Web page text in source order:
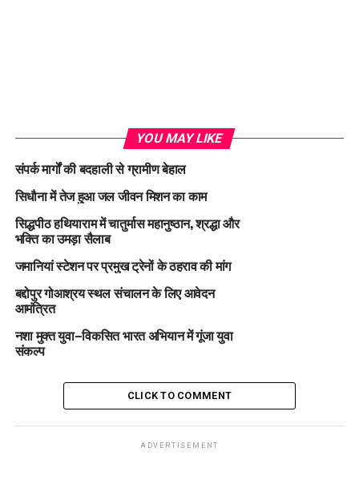
YOU MAY LIKE
संपर्क मार्गों की बदहाली से ग्रामीण बेहाल
सिधौना में तेज हुआ जल जीवन मिशन का काम
सिद्धपीठ हथियाराम में चातुर्मास महानुष्ठान, श्रद्धा और
भक्ति का उमड़ा सैलाब
जमानियां स्टेशन पर प्रमुख ट्रेनों के ठहराव की मांग
बद्दोपुर गोआश्रय स्थल संचालन के लिए आवेदन
आमंत्रित
नशा मुक्त युवा–विकसित भारत अभियान में गूंजा युवा
संकल्प
CLICK TO COMMENT
ADVERTISEMENT